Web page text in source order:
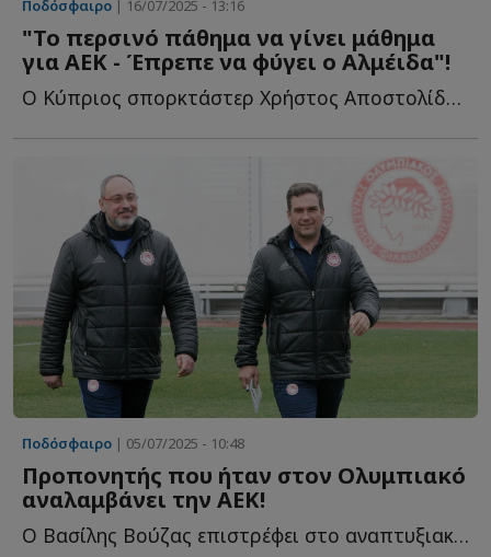
Ποδόσφαιρο | 16/07/2025 - 13:16
"Το περσινό πάθημα να γίνει μάθημα
για ΑΕΚ - Έπρεπε να φύγει ο Αλμέιδα"!
Ο Κύπριος σπορκτάστερ Χρήστος Αποστολίδης στο Sportdog γ...
Ποδόσφαιρο | 05/07/2025 - 10:48
Προπονητής που ήταν στον Ολυμπιακό
αναλαμβάνει την ΑΕΚ!
Ο Βασίλης Βούζας επιστρέφει στο αναπτυξιακό ποδόσφαιρο τ...